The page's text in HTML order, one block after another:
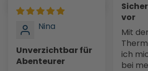
vor
Mit der
ich
bei
Nina
Unverzichtbar für
Abenteurer